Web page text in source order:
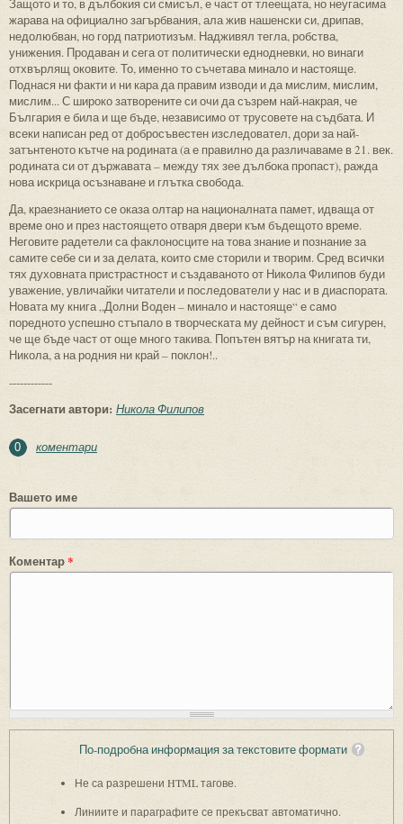
Защото и то, в дълбокия си смисъл, е част от тлеещата, но неугасима
жарава на официално загърбвания, ала жив нашенски си, дрипав,
недолюбван, но горд патриотизъм. Надживял тегла, робства,
унижения. Продаван и сега от политически еднодневки, но винаги
отхвърлящ оковите. То, именно то съчетава минало и настояще.
Поднася ни факти и ни кара да правим изводи и да мислим, мислим,
мислим... С широко затворените си очи да съзрем най-накрая, че
България е била и ще бъде, независимо от трусовете на съдбата. И
всеки написан ред от добросъвестен изследовател, дори за най-
затънтеното кътче на родината (а е правилно да различаваме в 21. век.
родината си от държавата – между тях зее дълбока пропаст), ражда
нова искрица осъзнаване и глътка свобода.
Да, краезнанието се оказа олтар на националната памет, идваща от
време оно и през настоящето отваря двери към бъдещото време.
Неговите радетели са факлоносците на това знание и познание за
самите себе си и за делата, които сме сторили и творим. Сред всички
тях духовната пристрастност и създаваното от Никола Филипов буди
уважение, увличайки читатели и последователи у нас и в диаспората.
Новата му книга „Долни Воден – минало и настояще“ е само
поредното успешно стъпало в творческата му дейност и съм сигурен,
че ще бъде част от още много такива. Попътен вятър на книгата ти,
Никола, а на родния ни край – поклон!..
------------
Засегнати автори: Никола Филипов
0 коментари
Вашето име
Коментар*
По-подробна информация за текстовите формати
Не са разрешени HTML тагове.
Линиите и параграфите се прекъсват автоматично.